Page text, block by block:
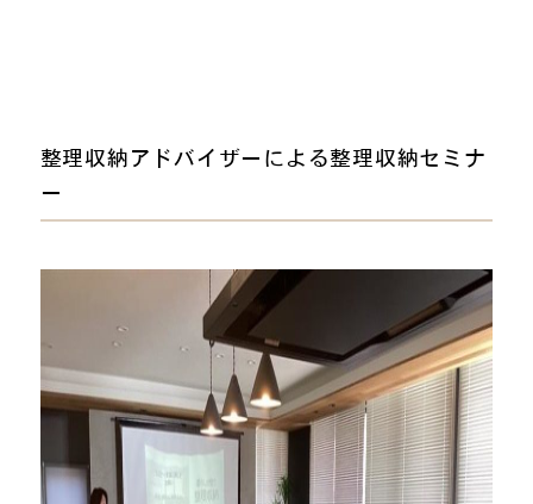
整理収納アドバイザーによる整理収納セミナ
ー